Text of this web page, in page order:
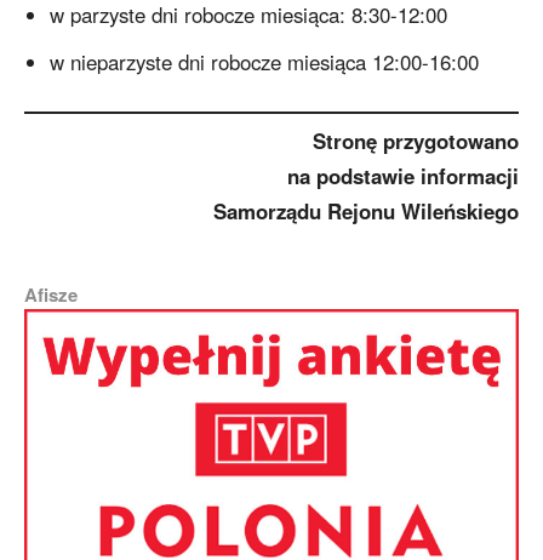
w parzyste dni robocze miesiąca: 8:30-12:00
w nieparzyste dni robocze miesiąca 12:00-16:00
Stronę przygotowano
na podstawie informacji
Samorządu Rejonu Wileńskiego
Afisze